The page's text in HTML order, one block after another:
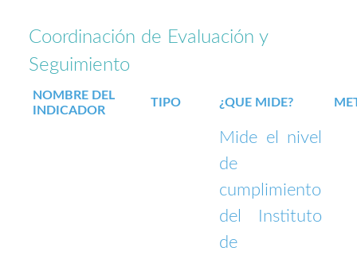
Coordinación de Evaluación y
Seguimiento
NOMBRE DEL
INDICADOR
TIPO ¿QUE MIDE?
Mide el nivel
de
cumplimiento
del Instituto
de